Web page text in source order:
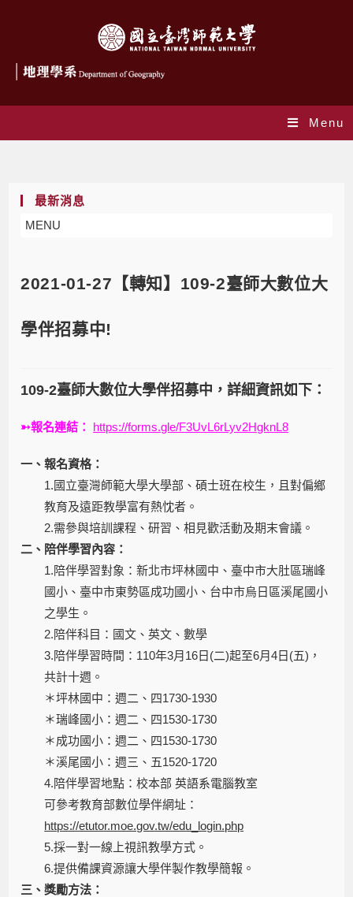
Menu
最新消息
MENU
2021-01-27【轉知】109-2臺師大數位大
學伴招募中!
109-2臺師大數位大學伴招募中，詳細資訊如下：
➳報名連結： https://forms.gle/F3UvL6rLyv2HgknL8
一、報名資格：
1.國立臺灣師範大學大學部、碩士班在校生，且對偏鄉
教育及遠距教學富有熱忱者。
2.需參與培訓課程、研習、相見歡活動及期末會議。
二、陪伴學習內容：
1.陪伴學習對象：新北市坪林國中、臺中市大肚區瑞峰
國小、臺中市東勢區成功國小、台中市烏日區溪尾國小
之學生。
2.陪伴科目：國文、英文、數學
3.陪伴學習時間：110年3月16日(二)起至6月4日(五)，
共計十週。
＊坪林國中：週二、四1730-1930
＊瑞峰國小：週二、四1530-1730
＊成功國小：週二、四1530-1730
＊溪尾國小：週三、五1520-1720
4.陪伴學習地點：校本部 英語系電腦教室
可參考教育部數位學伴網址：
https://etutor.moe.gov.tw/edu_login.php
5.採一對一線上視訊教學方式。
6.提供備課資源讓大學伴製作教學簡報。
三、獎勵方法：